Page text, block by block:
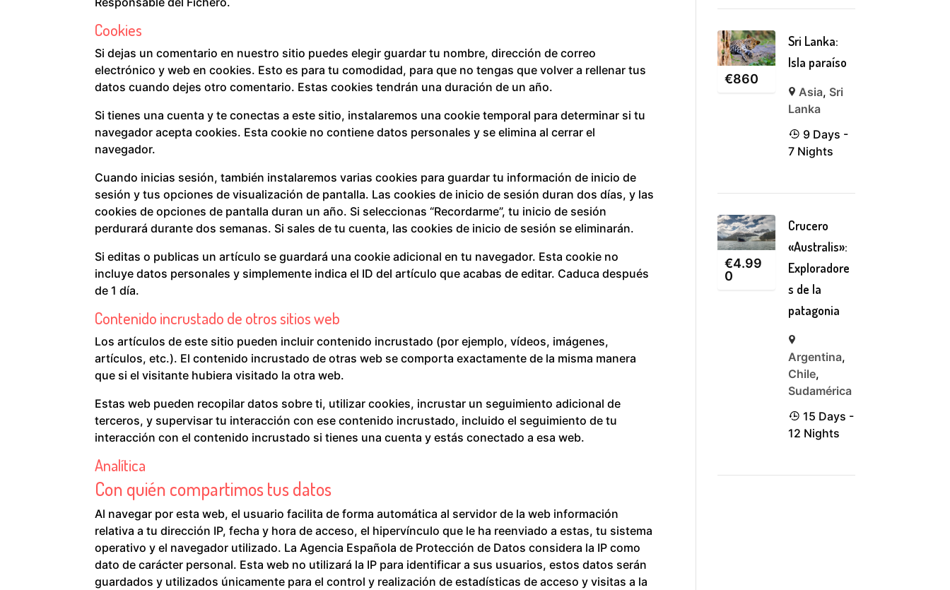
Cookies
Si dejas un comentario en nuestro sitio puedes elegir guardar tu nombre, dirección de correo
electrónico y web en cookies. Esto es para tu comodidad, para que no tengas que volver a rellenar tus
datos cuando dejes otro comentario. Estas cookies tendrán una duración de un año.
Si tienes una cuenta y te conectas a este sitio, instalaremos una cookie temporal para determinar si tu
navegador acepta cookies. Esta cookie no contiene datos personales y se elimina al cerrar el
navegador.
Cuando inicias sesión, también instalaremos varias cookies para guardar tu información de inicio de
sesión y tus opciones de visualización de pantalla. Las cookies de inicio de sesión duran dos días, y las
cookies de opciones de pantalla duran un año. Si seleccionas “Recordarme”, tu inicio de sesión
perdurará durante dos semanas. Si sales de tu cuenta, las cookies de inicio de sesión se eliminarán.
Si editas o publicas un artículo se guardará una cookie adicional en tu navegador. Esta cookie no
incluye datos personales y simplemente indica el ID del artículo que acabas de editar. Caduca después
de 1 día.
Contenido incrustado de otros sitios web
Los artículos de este sitio pueden incluir contenido incrustado (por ejemplo, vídeos, imágenes,
artículos, etc.). El contenido incrustado de otras web se comporta exactamente de la misma manera
que si el visitante hubiera visitado la otra web.
Estas web pueden recopilar datos sobre ti, utilizar cookies, incrustar un seguimiento adicional de
terceros, y supervisar tu interacción con ese contenido incrustado, incluido el seguimiento de tu
interacción con el contenido incrustado si tienes una cuenta y estás conectado a esa web.
Analítica
Con quién compartimos tus datos
Al navegar por esta web, el usuario facilita de forma automática al servidor de la web información
relativa a tu dirección IP, fecha y hora de acceso, el hipervínculo que le ha reenviado a estas, tu sistema
operativo y el navegador utilizado. La Agencia Española de Protección de Datos considera la IP como
dato de carácter personal. Esta web no utilizará la IP para identificar a sus usuarios, estos datos serán
guardados y utilizados únicamente para el control y realización de estadísticas de acceso y visitas a la
€860
Sri Lanka:
Isla paraíso
Asia, Sri
Lanka
9 Days -
7 Nights
€4.99
0
Crucero
«Australis»:
Exploradore
s de la
patagonia
Argentina,
Chile,
Sudamérica
15 Days -
12 Nights